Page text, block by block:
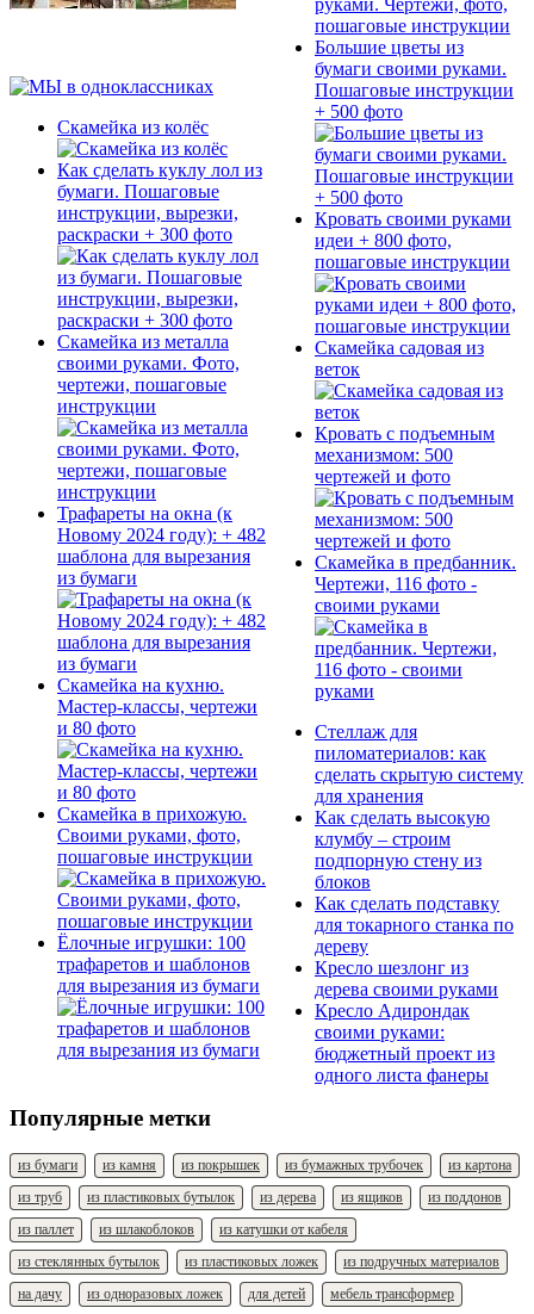
Скамейка из колёс
Как сделать куклу лол из
бумаги. Пошаговые
инструкции, вырезки,
раскраски + 300 фото
Скамейка из металла
своими руками. Фото,
чертежи, пошаговые
инструкции
Трафареты на окна (к
Новому 2024 году): + 482
шаблона для вырезания
из бумаги
Скамейка на кухню.
Мастер-классы, чертежи
и 80 фото
Скамейка в прихожую.
Своими руками, фото,
пошаговые инструкции
Ёлочные игрушки: 100
трафаретов и шаблонов
для вырезания из бумаги
Большие цветы из
бумаги своими руками.
Пошаговые инструкции
+ 500 фото
Кровать своими руками
идеи + 800 фото,
пошаговые инструкции
Скамейка садовая из
веток
Кровать с подъемным
механизмом: 500
чертежей и фото
Скамейка в предбанник.
Чертежи, 116 фото -
своими руками
Стеллаж для
пиломатериалов: как
сделать скрытую систему
для хранения
Как сделать высокую
клумбу – строим
подпорную стену из
блоков
Как сделать подставку
для токарного станка по
дереву
Кресло шезлонг из
дерева своими руками
Кресло Адирондак
своими руками:
бюджетный проект из
одного листа фанеры
Популярные метки
из бумаги из камня из покрышек из бумажных трубочек
из картона
из труб
из пластиковых бутылок из дерева из ящиков
из поддонов
из паллет
из шлакоблоков
из катушки от кабеля
из стеклянных бутылок
из пластиковых ложек
из подручных материалов
на дачу
из одноразовых ложек для детей мебель трансформер